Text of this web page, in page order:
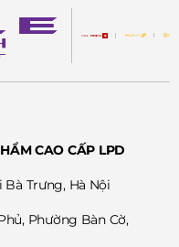
CAO CẤP LPD
Bà Trưng, Hà Nội
Phường Bàn Cờ,